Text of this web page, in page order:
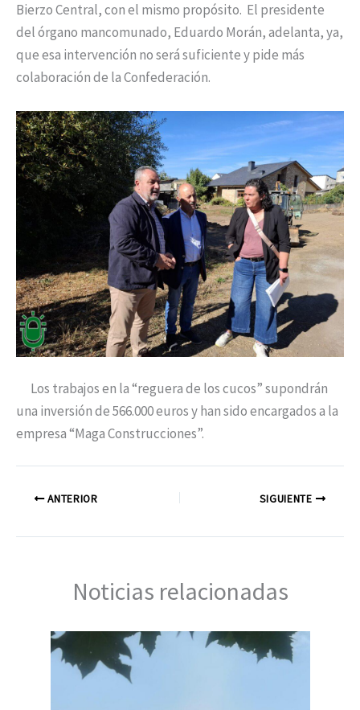
Bierzo Central, con el mismo propósito. El presidente
del órgano mancomunado, Eduardo Morán, adelanta, ya,
que esa intervención no será suficiente y pide más
colaboración de la Confederación.
Los trabajos en la “reguera de los cucos” supondrán
una inversión de 566.000 euros y han sido encargados a la
empresa “Maga Construcciones”.
ANTERIOR SIGUIENTE
Noticias relacionadas